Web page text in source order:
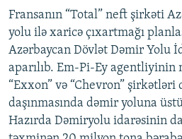
Fransanın “Total” neft şirkəti
yolu ilə xaricə çıxartmağı
Azərbaycan Dövlət Dəmir Yolu
aparılıb. Em-Pi-Ey agentliyinin
“Exxon” və “Chevron”
daşınmasında dəmir yoluna
Hazırda Dəmiryolu idarəsinin